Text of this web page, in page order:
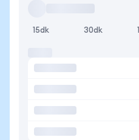
15dk 30dk